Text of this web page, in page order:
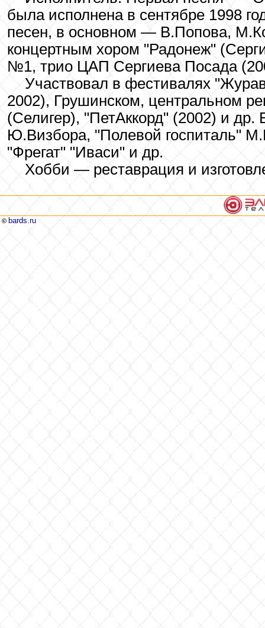
была исполнена в сентябре 1998
песен, в основном — В.Попова,
концертным хором "Радонеж"
№1, трио ЦАП Сергиева Посада
Участвовал в фестивалях
2002), Грушинском, центральном
(Селигер), "ПетАккорд" (2002) и
Ю.Визбора, "Полевой госпиталь"
"Фрегат" "Иваси" и др.
Хобби — реставрация и
© bards.ru